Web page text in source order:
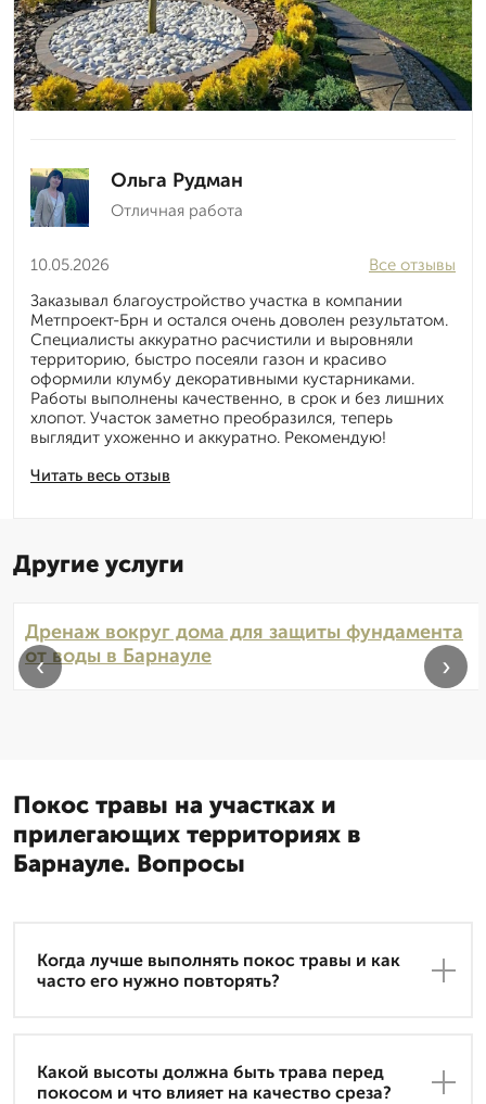
Ольга Рудман
Отличная работа
10.05.2026
Читать весь отзыв
Все отзывы
Заказывал благоустройство участка в компании
Метпроект-Брн и остался очень доволен результатом.
Специалисты аккуратно расчистили и выровняли
территорию, быстро посеяли газон и красиво
оформили клумбу декоративными кустарниками.
Работы выполнены качественно, в срок и без лишних
хлопот. Участок заметно преобразился, теперь
выглядит ухоженно и аккуратно. Рекомендую!
Другие услуги
Дренаж вокруг дома для защиты фундамента
от воды в Барнауле
‹ ›
Покос травы на участках и
прилегающих территориях в
Барнауле. Вопросы
Когда лучше выполнять покос травы и как
часто его нужно повторять?
Какой высоты должна быть трава перед
покосом и что влияет на качество среза?